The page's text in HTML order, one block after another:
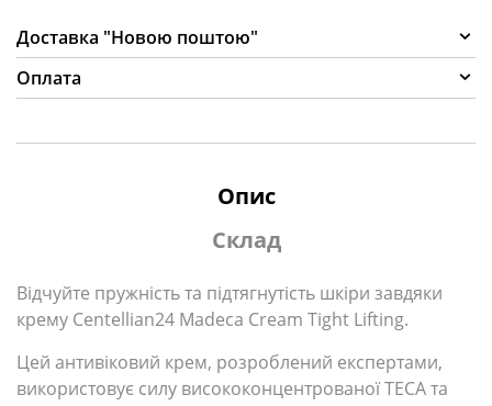
Доставка "Новою поштою"
Оплата
Опис
Склад
Відчуйте пружність та підтягнутість шкіри завдяки
крему Centellian24 Madeca Cream Tight Lifting.
Цей антивіковий крем, розроблений експертами,
використовує силу висококонцентрованої TECA та